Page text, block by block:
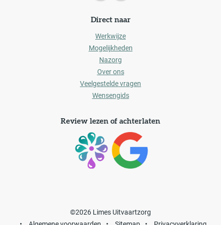
Direct naar
Werkwijze
Mogelijkheden
Nazorg
Over ons
Veelgestelde vragen
Wensengids
Review lezen of achterlaten
©2026 Limes Uitvaartzorg